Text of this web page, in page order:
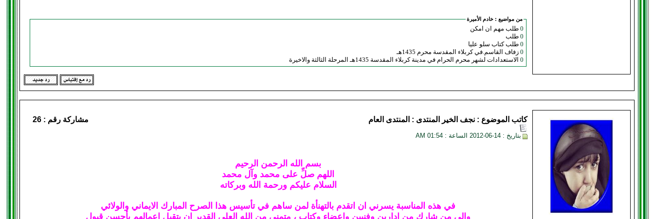
من مواضيع : خادم الأميرة
0 طلب مهم ان امكن
0 طلب
0 طلب كتاب سلو عليا
0 زفاف القاسم.في كربلاء المقدسة محرم 1435هـ
0 الاستعدادات لشهر محرم الحرام في مدينة كربلاء المقدسة 1435هـ المرحلة الثالثة والاخيرة
مشاركة رقم : 26 كاتب الموضوع : نجف الخير المنتدى : المنتدى العام
بتاريخ : 14-06-2012 الساعة : 01:54 AM
بسم الله الرحمن الرحيم
اللهم صلِّ على محمد وآل محمد
السلام عليكم ورحمة الله وبركاته
في هذه المناسبة يسرني ان اتقدم بالتهنأة لمن ساهم في تأسيس هذا الصرح المبارك الايماني والولائي
والى من شارك من ادارين وفنيين واعضاء وكتاب ، متمني من الله العلي القدير ان يتقبل اعمالهم بأحسن قبول